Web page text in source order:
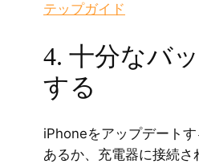
テップガイド
4. 十分なバ
する
iPhoneをアップデート
あるか、充電器に接続さ